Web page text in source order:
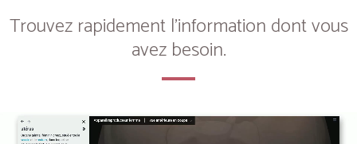
Trouvez rapidement l'information dont vous
avez besoin.